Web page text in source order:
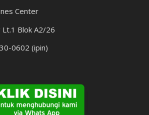
Center
Lt.1 Blok A2/26
0602 (ipin)